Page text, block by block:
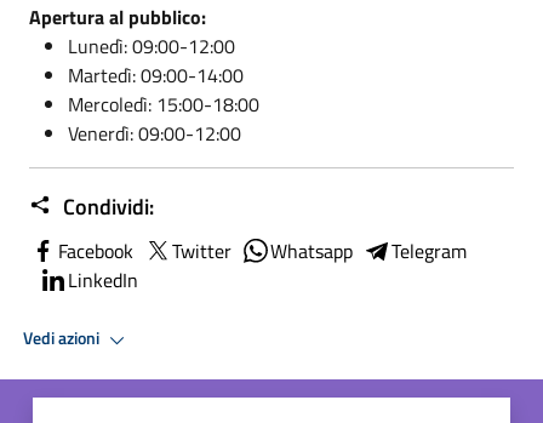
Apertura al pubblico:
Lunedì: 09:00-12:00
Martedì: 09:00-14:00
Mercoledì: 15:00-18:00
Venerdì: 09:00-12:00
Condividi:
Facebook Twitter Whatsapp
Telegram
LinkedIn
Vedi azioni